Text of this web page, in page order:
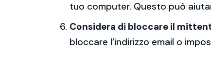
tuo computer. Questo può
Considera di bloccare il
bloccare l’indirizzo email o